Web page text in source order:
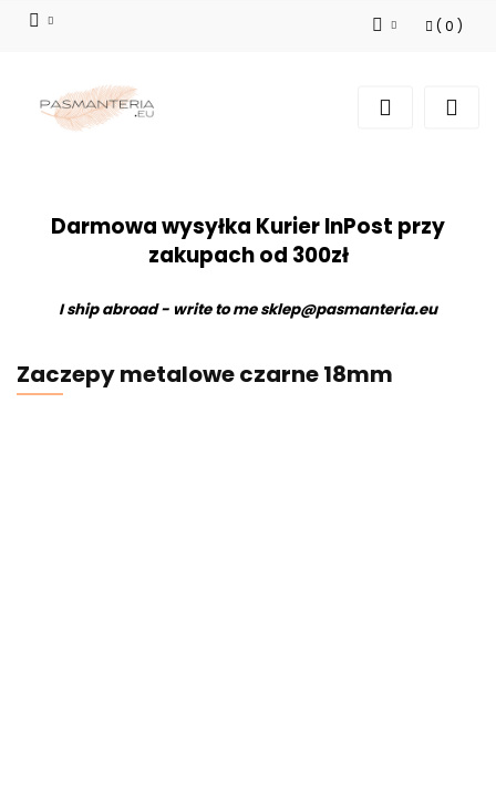
( 0 )
Darmowa wysyłka Kurier InPost przy
zakupach od 300zł
I ship abroad - write to mesklep@pasmanteria.eu
Zaczepy metalowe czarne 18mm